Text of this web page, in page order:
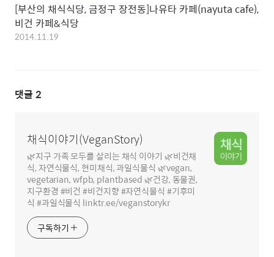
[부산의 채식식당, 금정구 장전동]나유타 카페(nayuta cafe),
비건 카페&식당
2014.11.19
댓글 2
채식이야기(VeganStory)
🌿지구 가족 모두를 살리는 채식 이야기 🌿비건채
식, 자연식물식, 현미채식, 과일식물식 🌿vegan,
vegetarian, wfpb, plantbased 🌿건강, 동물권,
지구환경 #비건 #비건지향 #자연식물식 #기후미
식 #과일식물식 linktr.ee/veganstorykr
구독하기